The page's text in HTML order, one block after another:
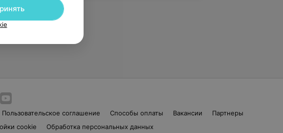
Пользовательское соглашение Способы оплаты Вакансии
Партнеры
cookie Обработка персональных данных